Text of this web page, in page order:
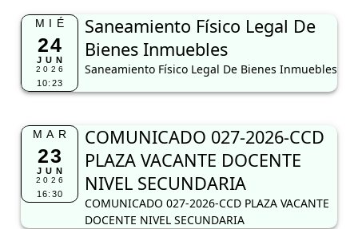
MIÉ
24
JUN
2026
10:23
Saneamiento Físico Legal De
Bienes Inmuebles
Saneamiento Físico Legal De Bienes Inmuebles
MAR
23
JUN
2026
16:30
COMUNICADO 027-2026-CCD
PLAZA VACANTE DOCENTE
NIVEL SECUNDARIA
COMUNICADO 027-2026-CCD PLAZA VACANTE
DOCENTE NIVEL SECUNDARIA